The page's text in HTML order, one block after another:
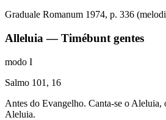
Graduale Romanum 1974, p. 336
Alleluia — Timébunt gentes
modo I
Salmo 101, 16
Antes do Evangelho. Canta-se o Aleluia,
Aleluia.